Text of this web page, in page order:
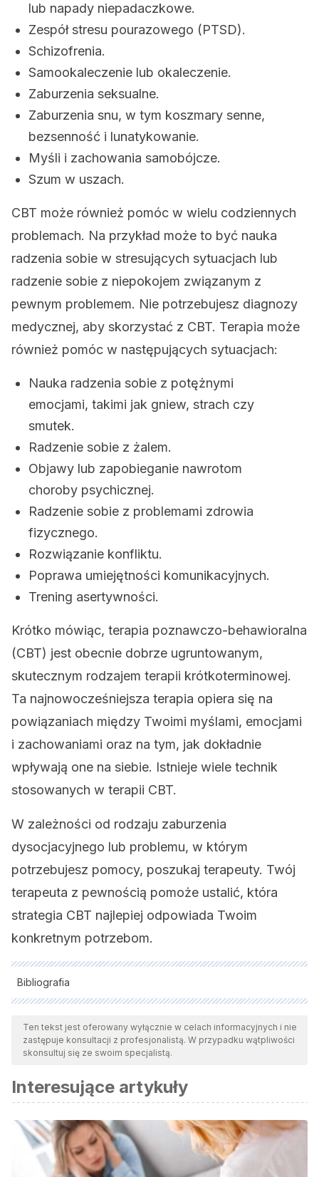
lub napady niepadaczkowe.
Zespół stresu pourazowego (PTSD).
Schizofrenia.
Samookaleczenie lub okaleczenie.
Zaburzenia seksualne.
Zaburzenia snu, w tym koszmary senne,
bezsenność i lunatykowanie.
Myśli i zachowania samobójcze.
Szum w uszach.
CBT może również pomóc w wielu codziennych
problemach. Na przykład może to być nauka
radzenia sobie w stresujących sytuacjach lub
radzenie sobie z niepokojem związanym z
pewnym problemem. Nie potrzebujesz diagnozy
medycznej, aby skorzystać z CBT. Terapia może
również pomóc w następujących sytuacjach:
Nauka radzenia sobie z potężnymi
emocjami, takimi jak gniew, strach czy
smutek.
Radzenie sobie z żalem.
Objawy lub zapobieganie nawrotom
choroby psychicznej.
Radzenie sobie z problemami zdrowia
fizycznego.
Rozwiązanie konfliktu.
Poprawa umiejętności komunikacyjnych.
Trening asertywności.
Krótko mówiąc, terapia poznawczo-behawioralna
(CBT) jest obecnie dobrze ugruntowanym,
skutecznym rodzajem terapii krótkoterminowej.
Ta najnowocześniejsza terapia opiera się na
powiązaniach między Twoimi myślami, emocjami
i zachowaniami oraz na tym, jak dokładnie
wpływają one na siebie. Istnieje wiele technik
stosowanych w terapii CBT.
W zależności od rodzaju zaburzenia
dysocjacyjnego lub problemu, w którym
potrzebujesz pomocy, poszukaj terapeuty. Twój
terapeuta z pewnością pomoże ustalić, która
strategia CBT najlepiej odpowiada Twoim
konkretnym potrzebom.
Bibliografia
Wszystkie cytowane źródła zostały gruntownie
przeanalizowane przez nasz zespół w celu zapewnienia ich
jakości, wiarygodności, aktualności i ważności. Bibliografia
względem naukowym lub akademickim.
Caballo, V (2007).Manual para el tratamiento cognitivo
conductual de los trastornos psicológicos. SIGLO XXI. Vol. I
Ten tekst jest oferowany wyłącznie w celach informacyjnych i nie
zastępuje konsultacji z profesjonalistą. W przypadku wątpliwości
skonsultuj się ze swoim specjalistą.
Interesujące artykuły